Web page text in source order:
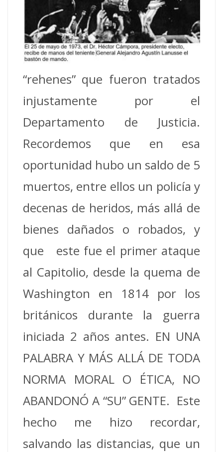
“rehenes” que fueron tratados
injustamente por el
Departamento de Justicia.
Recordemos que en esa
oportunidad hubo un saldo de 5
muertos, entre ellos un policía y
decenas de heridos, más allá de
bienes dañados o robados, y
que este fue el primer ataque
al Capitolio, desde la quema de
Washington en 1814 por los
británicos durante la guerra
iniciada 2 años antes. EN UNA
PALABRA Y MÁS ALLÁ DE TODA
NORMA MORAL O ÉTICA, NO
ABANDONÓ A “SU” GENTE. Este
hecho me hizo recordar,
salvando las distancias, que un